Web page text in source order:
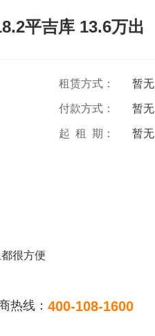
平吉库 13.6万出
租赁方式： 暂无
付款方式： 暂无
起 租 期： 暂无
很方便
热线： 400-108-1600